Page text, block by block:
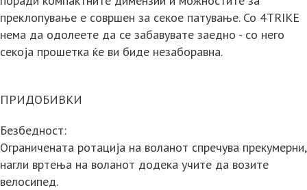
преклопување е совршен за секое патување. Со 4TRIKE
нема да одолеете да се забавувате заедно - со него
секоја прошетка ќе ви биде незаборавна.
ПРИДОБИВКИ
Безбедност:
Ограничената ротација на воланот спречува прекумерни,
нагли вртења на воланот додека учите да возите
велосипед.